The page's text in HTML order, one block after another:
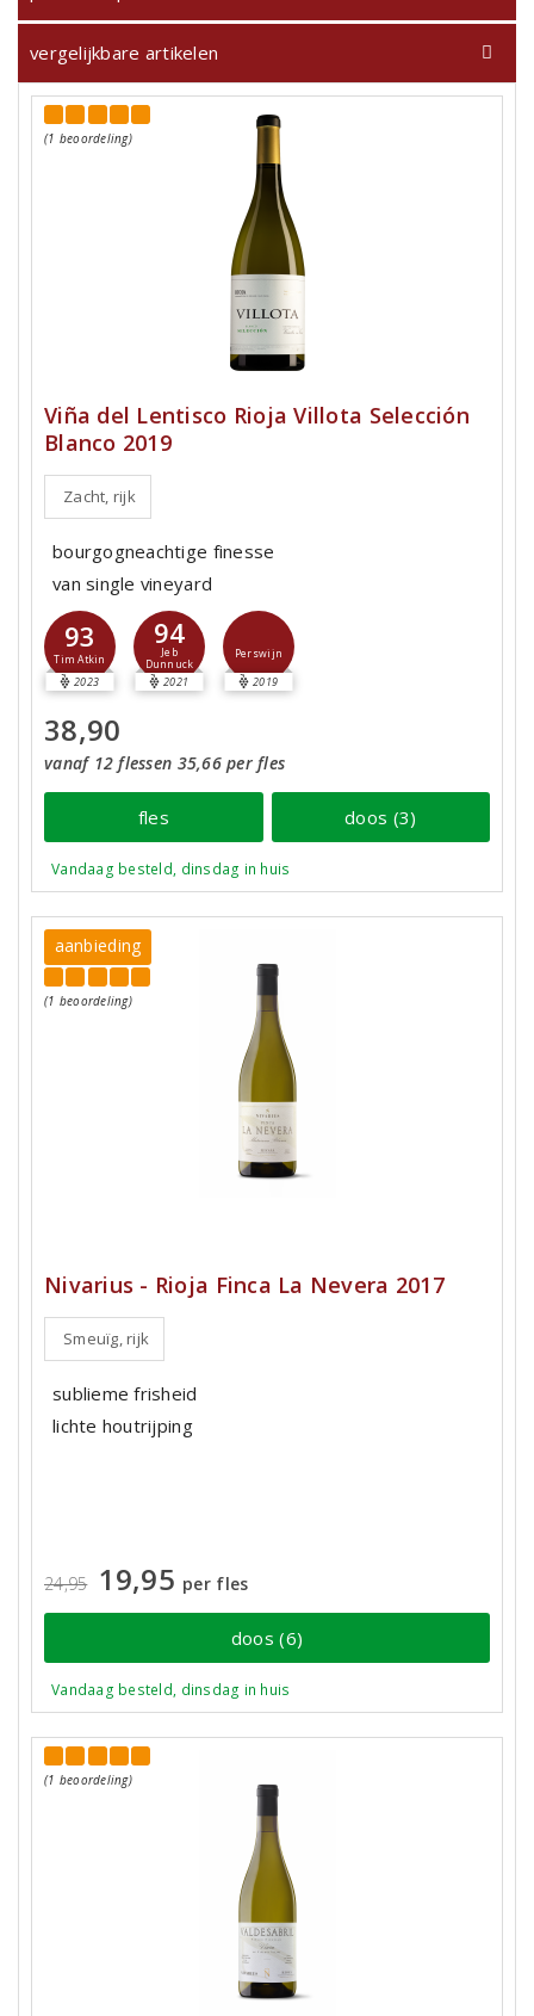
vergelijkbare artikelen
(1 beoordeling)
Viña del Lentisco Rioja Villota Selección
Blanco 2019
Zacht, rijk
bourgogneachtige finesse
van single vineyard
93
Tim Atkin
2023
94
Jeb
Dunnuck
2021
Perswijn
2019
38,90
vanaf 12 flessen 35,66 per fles
fles doos (3)
Vandaag besteld, dinsdag in huis
aanbieding
(1 beoordeling)
Nivarius - Rioja Finca La Nevera 2017
Smeuïg, rijk
sublieme frisheid
lichte houtrijping
24,95 19,95 per fles
doos (6)
Vandaag besteld, dinsdag in huis
(1 beoordeling)